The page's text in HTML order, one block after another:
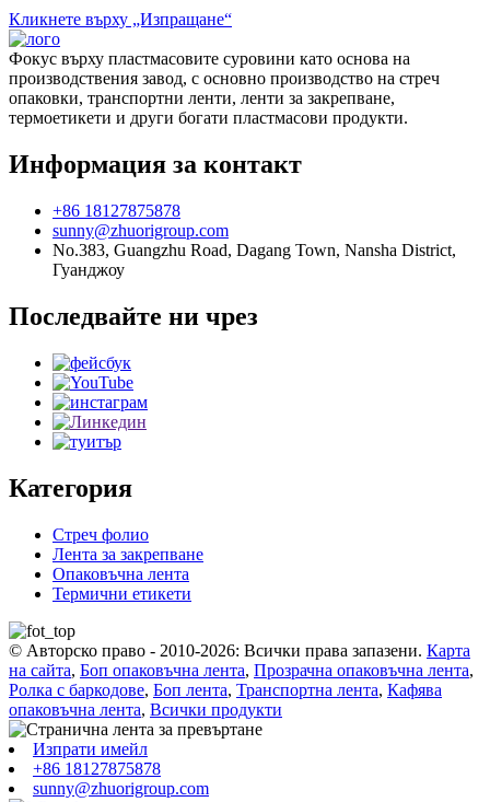
Кликнете върху „Изпращане“
Фокус върху пластмасовите суровини като основа на
производствения завод, с основно производство на стреч
опаковки, транспортни ленти, ленти за закрепване,
термоетикети и други богати пластмасови продукти.
Информация за контакт
+86 18127875878
sunny@zhuorigroup.com
No.383, Guangzhu Road, Dagang Town, Nansha District,
Гуанджоу
Последвайте ни чрез
Категория
Стреч фолио
Лента за закрепване
Опаковъчна лента
Термични етикети
© Авторско право - 2010-2026: Всички права запазени. Карта
на сайта, Боп опаковъчна лента, Прозрачна опаковъчна лента,
Ролка с баркодове, Боп лента, Транспортна лента, Кафява
опаковъчна лента, Всички продукти
Изпрати имейл
+86 18127875878
sunny@zhuorigroup.com